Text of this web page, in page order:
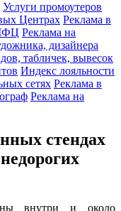
Услуги промоутеров
Центрах Реклама в
Реклама на
дизайнера
табличек, вывесок
Индекс лояльности
сетях Реклама в
Реклама на
стендах
внутри и около